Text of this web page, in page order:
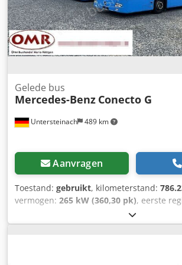
Untersteinach 489 km
Gelede bus
Mercedes-Benz Conecto G
Aanvragen
Toestand: gebruikt, kilometerstand:
vermogen: 265 kW (360,30 pk), eerste
, aantal zitplaatsen:
overbrenging:automatisch,